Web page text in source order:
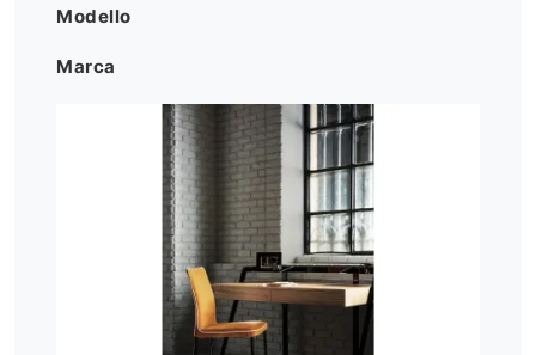
Modello
Marca